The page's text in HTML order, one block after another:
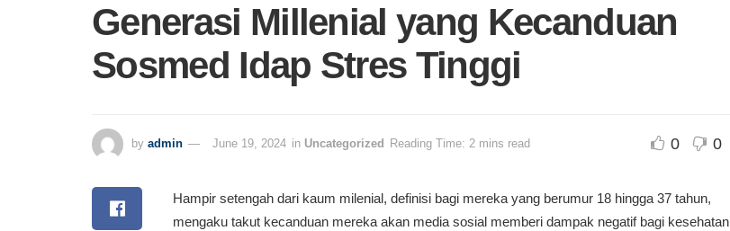
Generasi Millenial yang Kecanduan
Sosmed Idap Stres Tinggi
by admin June 19, 2024 in Uncategorized Reading Time: 2 mins read 0 0
Hampir setengah dari kaum milenial, definisi bagi mereka yang berumur 18 hingga 37 tahun,
mengaku takut kecanduan mereka akan media sosial memberi dampak negatif bagi kesehatan